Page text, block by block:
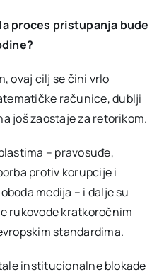
proces pristupanja bude
ovaj cilj se čini vrlo
računice, dublji
još zaostaje za retorikom.
– pravosuđe,
protiv korupcije i
medija – i dalje su
rukovode kratkoročnim
standardima.
institucionalne blokade